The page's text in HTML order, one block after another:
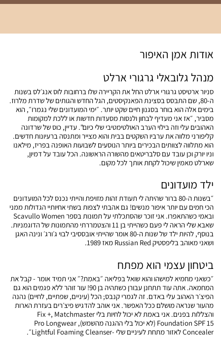
אודות אמן האיפור
מנהל גלובאלי גרגורי ארלט
סניור ארטיסט גרגורי ארלט החל את הקריירה שלו ברחובות לוס אנג׳לס בשנות
ה-80, שם התבסס בסצינת הפאנקיסטים, הגל החדש והגותים של שדרת מלרוז.
בימים אלה הוא בוחר בסגנון חיים שקט יותר. ״ימי המועדונים שלי נגמרו״, הוא
מסביר, ״אז אני מעדיף לבחון ולנסות מסעדות חדשות או ללכת למקומות
האהובים עלי וזה בילוי הערב האולטימטיבי שלי כיום". עדיין, כוס של שרדונה
קליפורני מלווה את ערביו השקטים בבית והוא מצייר ומתנסה ברעיונות חדשים.
הוא מתלווה לצוותים הבכירים ביותר הנוסעים לשבועות האופנה בפריז, מילאנו
וניו יורק וכן עובד עם סלבריטאים מהשורה הראשונה. הכל עובד על דמיון,
שארלט מאמין שיכול לקחת אותך לכל מקום.
ילד מועדונים
״בשנות ה-80 ברור שהיתה לי תעודת זהות מזויפת והייתי נכנס לכל המועדונים
הכי חמים עם יותר איפור מנשים! גם אהבתי לצפות בשתי אחיותיי הגדולות ממני
ובאמי כשהתאפרו. אני זוכר שהסתכלתי על תמונות בספר Scavullo Women
שאבא שלי הראה לי פעם כשהייתי בן 11 והצטמררתי מהתמונות של הדוגמניות.
בנוסף, להיות ילד של שנות ה-80 אומר שהייתי אובססיבי לבוי ג׳ורג׳ ונינה האגן
ושאני מאוהב בליפסטיק Russian Red מאז 1989.
ביטחון עצמי הוא מפתח
״כשאני מחמיא למישהו והוא שואל בפליאה ״באמת?״ אני תמיד אומר - קבל את
המחמאה. אתה עוד תתחנן עבורן כשתהיה בן 90! עור זוהר ללא פגמים הוא גם
הפיצ׳ר האהוב עלי באדם. זה לגמרי קנבס; הכל (עיניים, שפתיים, לחיים) נהנה
מהעור שנראה מושלם ככל האפשר. אני אוהב להדגיש פיצ׳רים בעזרת הארות
והצללות בפנים. אני באמת לא יכול לחיות בלי Fix +, Matchmaster
Foundation SPF 15 (לא יכול בלי ההגנה מהשמש), Pro Longwear
Concealer לאזור מתחת לעיניים שלי -Lightful Foaming Cleanser״.